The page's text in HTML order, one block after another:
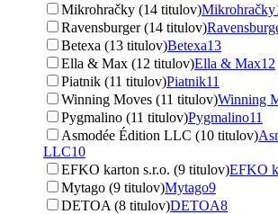
Mikrohračky (14 titulov)Mikrohračky
Ravensburger (14 titulov)
Betexa (13 titulov)Betexa13
Ella & Max (12 titulov)Ella & Max12
Piatnik (11 titulov)Piatnik11
Winning Moves (11 titulov)Winning
Pygmalino (11 titulov)Pygmalino11
Asmodée Édition LLC (10 titulov)
LLC10
EFKO karton s.r.o. (9 titulov)EFKO
Mytago (9 titulov)Mytago9
DETOA (8 titulov)DETOA8